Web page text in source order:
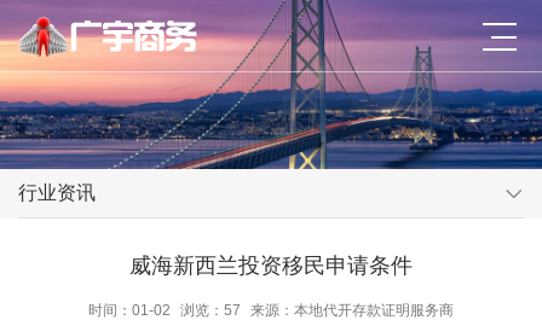
行业资讯
威海新西兰投资移民申请条件
时间：01-02 浏览：57 来源：本地代开存款证明服务商